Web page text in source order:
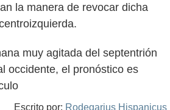
la manera de revocar dicha
muy agitada del septentrión
occidente, el pronóstico es
Escrito por: Rodegarius Hispanicus